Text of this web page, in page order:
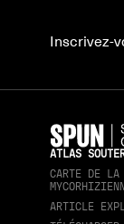
Inscrivez-
ATLAS
CARTE DE
ARTICLE